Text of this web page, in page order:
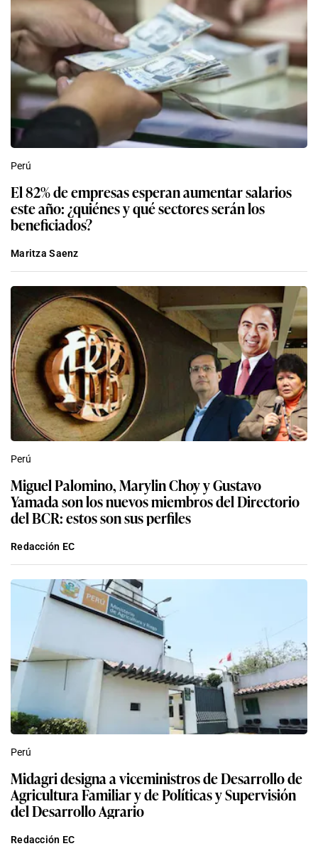
Perú
El 82% de empresas esperan aumentar salarios
este año: ¿quiénes y qué sectores serán los
beneficiados?
Maritza Saenz
Perú
Miguel Palomino, Marylin Choy y Gustavo
Yamada son los nuevos miembros del Directorio
del BCR: estos son sus perfiles
Redacción EC
Perú
Midagri designa a viceministros de Desarrollo de
Agricultura Familiar y de Políticas y Supervisión
del Desarrollo Agrario
Redacción EC